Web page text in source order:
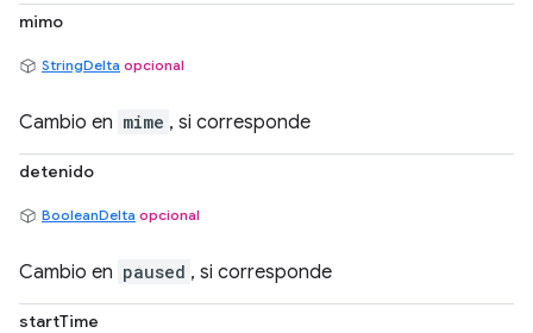
mimo
StringDelta opcional
Cambio en mime , si corresponde
detenido
BooleanDelta opcional
Cambio en paused , si corresponde
startTime